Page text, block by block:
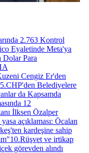
2.763 Kontrol
Eyaletinde Meta'ya
Para
Cengiz Er'den
5.CHP'den Belediyelere
da Kapsamda
12
İlksen Özalper
açıklaması: Öcalan
kardeşine sahip
10.Rüşvet ve irtikap
görevden alındı